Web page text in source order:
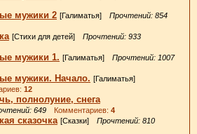
мужики 2 [Галиматья] Прочтений: 854
[Стихи для детей] Прочтений: 933
мужики 1. [Галиматья] Прочтений: 1007
мужики. Начало. [Галиматья]
12
полнолуние, снега
649 Комментариев: 4
сказочка [Сказки] Прочтений: 810